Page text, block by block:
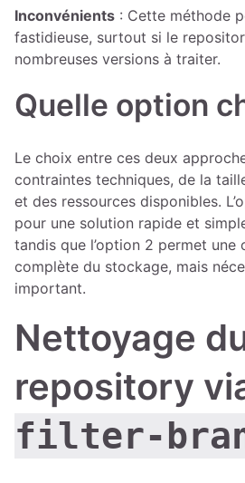
Inconvénients : Cette méthode
fastidieuse, surtout si le
nombreuses versions à traiter.
Quelle option
Le choix entre ces deux
contraintes techniques, de la
et des ressources disponibles.
pour une solution rapide et
tandis que l’option 2 permet une
complète du stockage, mais
important.
Nettoyage
repository
filter-